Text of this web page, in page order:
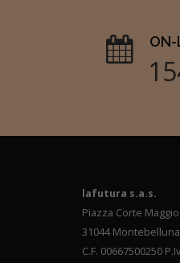
ON-
lafutura s.a.s.
Piazza Corte
31044 Montebelluna
C.F. 00667500250